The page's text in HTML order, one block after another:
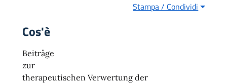
Stampa / Condividi
Cos'è
Beiträge
zur
therapeutischen Verwertung der